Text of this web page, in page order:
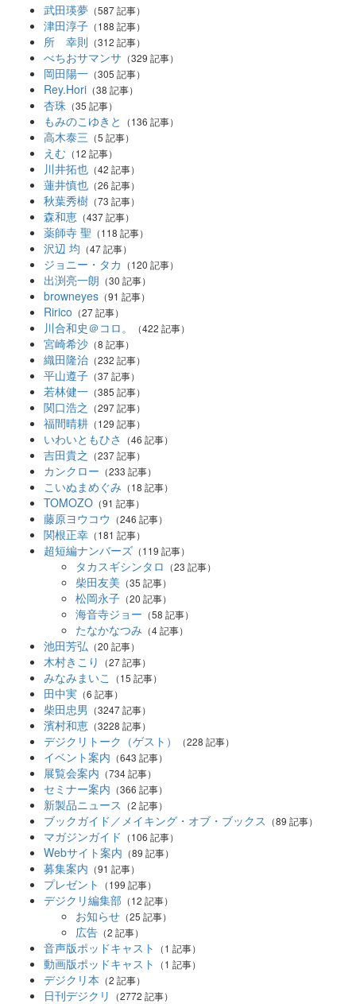
武田瑛夢 （587 記事）
津田淳子 （188 記事）
所 幸則 （312 記事）
べちおサマンサ （329 記事）
岡田陽一 （305 記事）
Rey.Hori （38 記事）
杏珠 （35 記事）
もみのこゆきと （136 記事）
高木泰三 （5 記事）
えむ （12 記事）
川井拓也 （42 記事）
蓮井慎也 （26 記事）
秋葉秀樹 （73 記事）
森和恵 （437 記事）
薬師寺 聖 （118 記事）
沢辺 均 （47 記事）
ジョニー・タカ （120 記事）
出渕亮一朗 （30 記事）
browneyes （91 記事）
Ririco （27 記事）
川合和史＠コロ。 （422 記事）
宮崎希沙 （8 記事）
織田隆治 （232 記事）
平山遵子 （37 記事）
若林健一 （385 記事）
関口浩之 （297 記事）
福間晴耕 （129 記事）
いわいともひさ （46 記事）
吉田貴之 （237 記事）
カンクロー （233 記事）
こいぬまめぐみ （18 記事）
TOMOZO （91 記事）
藤原ヨウコウ （246 記事）
関根正幸 （181 記事）
超短編ナンバーズ （119 記事）
タカスギシンタロ （23 記事）
柴田友美 （35 記事）
松岡永子 （20 記事）
海音寺ジョー （58 記事）
たなかなつみ （4 記事）
池田芳弘 （20 記事）
木村きこり （27 記事）
みなみまいこ （15 記事）
田中実 （6 記事）
柴田忠男 （3247 記事）
濱村和恵 （3228 記事）
デジクリトーク（ゲスト） （228 記事）
イベント案内 （643 記事）
展覧会案内 （734 記事）
セミナー案内 （366 記事）
新製品ニュース （2 記事）
ブックガイド／メイキング・オブ・ブックス （89 記事）
マガジンガイド （106 記事）
Webサイト案内 （89 記事）
募集案内 （91 記事）
プレゼント （199 記事）
デジクリ編集部 （12 記事）
お知らせ （25 記事）
広告 （2 記事）
音声版ポッドキャスト （1 記事）
動画版ポッドキャスト （1 記事）
デジクリ本 （2 記事）
日刊デジクリ （2772 記事）